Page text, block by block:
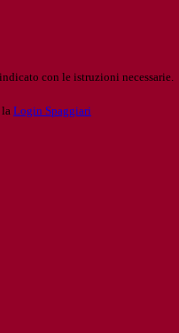
con le istruzioni necessarie.
la Login Spaggiari